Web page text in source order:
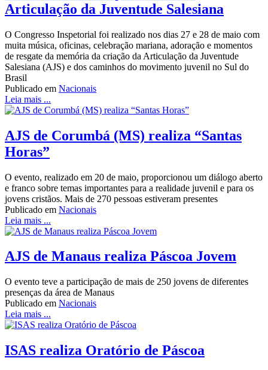
Articulação da Juventude Salesiana
O Congresso Inspetorial foi realizado nos dias 27 e 28 de maio com
muita música, oficinas, celebração mariana, adoração e momentos
de resgate da memória da criação da Articulação da Juventude
Salesiana (AJS) e dos caminhos do movimento juvenil no Sul do
Brasil
Publicado em Nacionais
Leia mais ...
AJS de Corumbá (MS) realiza “Santas
Horas”
O evento, realizado em 20 de maio, proporcionou um diálogo aberto
e franco sobre temas importantes para a realidade juvenil e para os
jovens cristãos. Mais de 270 pessoas estiveram presentes
Publicado em Nacionais
Leia mais ...
AJS de Manaus realiza Páscoa Jovem
O evento teve a participação de mais de 250 jovens de diferentes
presenças da área de Manaus
Publicado em Nacionais
Leia mais ...
ISAS realiza Oratório de Páscoa